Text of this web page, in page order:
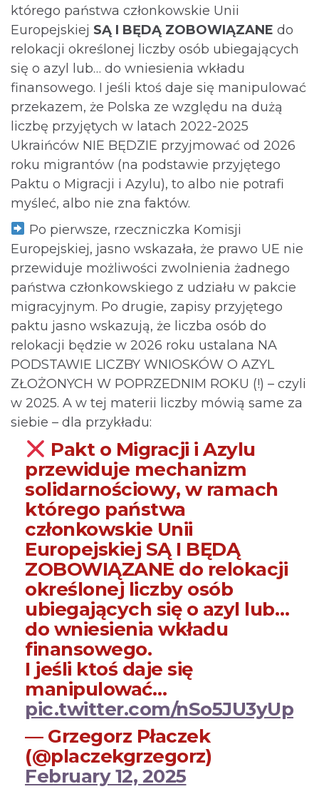
którego państwa członkowskie Unii
Europejskiej SĄ I BĘDĄ ZOBOWIĄZANE do
relokacji określonej liczby osób ubiegających
się o azyl lub… do wniesienia wkładu
finansowego. I jeśli ktoś daje się manipulować
przekazem, że Polska ze względu na dużą
liczbę przyjętych w latach 2022-2025
Ukraińców NIE BĘDZIE przyjmować od 2026
roku migrantów (na podstawie przyjętego
Paktu o Migracji i Azylu), to albo nie potrafi
myśleć, albo nie zna faktów.
Po pierwsze, rzeczniczka Komisji
Europejskiej, jasno wskazała, że prawo UE nie
przewiduje możliwości zwolnienia żadnego
państwa członkowskiego z udziału w pakcie
migracyjnym. Po drugie, zapisy przyjętego
paktu jasno wskazują, że liczba osób do
relokacji będzie w 2026 roku ustalana NA
PODSTAWIE LICZBY WNIOSKÓW O AZYL
ZŁOŻONYCH W POPRZEDNIM ROKU (!) – czyli
w 2025. A w tej materii liczby mówią same za
siebie – dla przykładu:
Pakt o Migracji i Azylu
przewiduje mechanizm
solidarnościowy, w ramach
którego państwa
członkowskie Unii
Europejskiej SĄ I BĘDĄ
ZOBOWIĄZANE do relokacji
określonej liczby osób
ubiegających się o azyl lub…
do wniesienia wkładu
finansowego.
I jeśli ktoś daje się
manipulować…
pic.twitter.com/nSo5JU3yUp
— Grzegorz Płaczek
(@placzekgrzegorz)
February 12, 2025